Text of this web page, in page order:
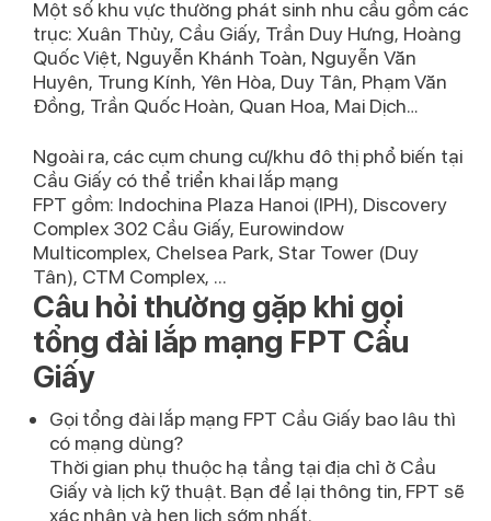
Một số khu vực thường phát sinh nhu cầu gồm các
trục: Xuân Thủy, Cầu Giấy, Trần Duy Hưng, Hoàng
Quốc Việt, Nguyễn Khánh Toàn, Nguyễn Văn
Huyên, Trung Kính, Yên Hòa, Duy Tân, Phạm Văn
Đồng, Trần Quốc Hoàn, Quan Hoa, Mai Dịch…
Ngoài ra, các cụm chung cư/khu đô thị phổ biến tại
Cầu Giấy có thể triển khai lắp mạng
FPT gồm: Indochina Plaza Hanoi (IPH), Discovery
Complex 302 Cầu Giấy, Eurowindow
Multicomplex, Chelsea Park, Star Tower (Duy
Tân), CTM Complex, ...
Câu hỏi thường gặp khi gọi
tổng đài lắp mạng FPT Cầu
Giấy
Gọi tổng đài lắp mạng FPT Cầu Giấy bao lâu thì
có mạng dùng?
Thời gian phụ thuộc hạ tầng tại địa chỉ ở Cầu
Giấy và lịch kỹ thuật. Bạn để lại thông tin, FPT sẽ
xác nhận và hẹn lịch sớm nhất.